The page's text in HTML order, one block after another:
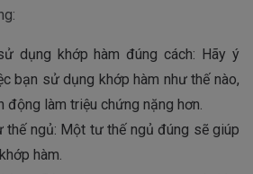
dụng khớp hàm đúng cách: Hãy ý
bạn sử dụng khớp hàm như thế nào,
động làm triệu chứng nặng hơn.
thế ngủ: Một tư thế ngủ đúng sẽ giúp
hàm.